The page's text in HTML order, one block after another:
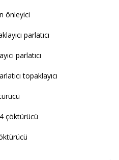
önleyici
parlatıcı
parlatıcı
topaklayıcı
çöktürücü